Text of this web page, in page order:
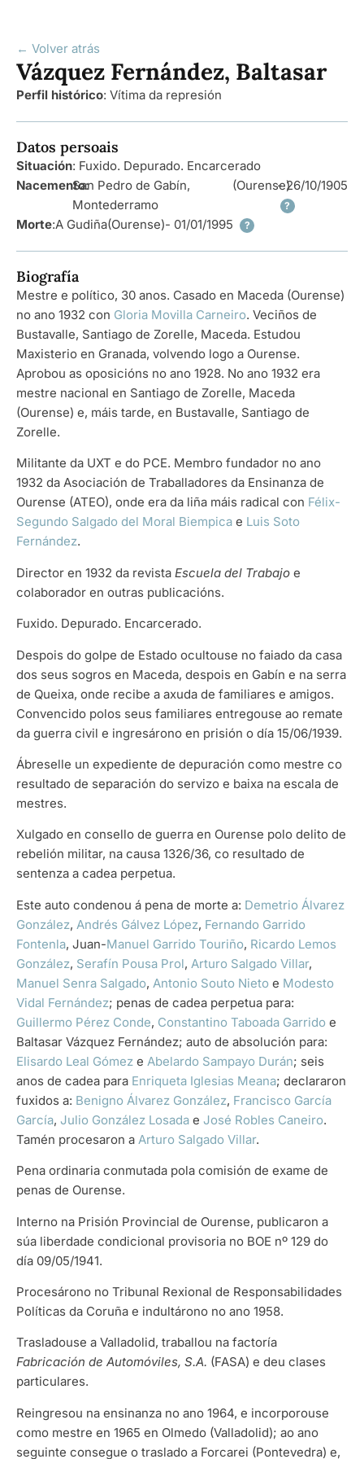
← Volver atrás
Vázquez Fernández, Baltasar
Perfil histórico: Vítima da represión
Datos persoais
Situación: Fuxido. Depurado. Encarcerado
Nacemento:
San Pedro de Gabín,
Montederramo
(Ourense)- 26/10/1905
?
Morte:A Gudiña(Ourense)- 01/01/1995 ?
Biografía
Mestre e político, 30 anos. Casado en Maceda (Ourense)
no ano 1932 con Gloria Movilla Carneiro. Veciños de
Bustavalle, Santiago de Zorelle, Maceda. Estudou
Maxisterio en Granada, volvendo logo a Ourense.
Aprobou as oposicións no ano 1928. No ano 1932 era
mestre nacional en Santiago de Zorelle, Maceda
(Ourense) e, máis tarde, en Bustavalle, Santiago de
Zorelle.
Militante da UXT e do PCE. Membro fundador no ano
1932 da Asociación de Traballadores da Ensinanza de
Ourense (ATEO), onde era da liña máis radical con Félix-
Segundo Salgado del Moral Biempica e Luis Soto
Fernández.
Director en 1932 da revista Escuela del Trabajo e
colaborador en outras publicacións.
Fuxido. Depurado. Encarcerado.
Despois do golpe de Estado ocultouse no faiado da casa
dos seus sogros en Maceda, despois en Gabín e na serra
de Queixa, onde recibe a axuda de familiares e amigos.
Convencido polos seus familiares entregouse ao remate
da guerra civil e ingresárono en prisión o día 15/06/1939.
Ábreselle un expediente de depuración como mestre co
resultado de separación do servizo e baixa na escala de
mestres.
Xulgado en consello de guerra en Ourense polo delito de
rebelión militar, na causa 1326/36, co resultado de
sentenza a cadea perpetua.
Este auto condenou á pena de morte a: Demetrio Álvarez
González, Andrés Gálvez López, Fernando Garrido
Fontenla, Juan-Manuel Garrido Touriño, Ricardo Lemos
González, Serafín Pousa Prol, Arturo Salgado Villar,
Manuel Senra Salgado, Antonio Souto Nieto e Modesto
Vidal Fernández; penas de cadea perpetua para:
Guillermo Pérez Conde, Constantino Taboada Garrido e
Baltasar Vázquez Fernández; auto de absolución para:
Elisardo Leal Gómez e Abelardo Sampayo Durán; seis
anos de cadea para Enriqueta Iglesias Meana; declararon
fuxidos a: Benigno Álvarez González, Francisco García
García, Julio González Losada e José Robles Caneiro.
Tamén procesaron a Arturo Salgado Villar.
Pena ordinaria conmutada pola comisión de exame de
penas de Ourense.
Interno na Prisión Provincial de Ourense, publicaron a
súa liberdade condicional provisoria no BOE nº 129 do
día 09/05/1941.
Procesárono no Tribunal Rexional de Responsabilidades
Políticas da Coruña e indultárono no ano 1958.
Trasladouse a Valladolid, traballou na factoría
Fabricación de Automóviles, S.A. (FASA) e deu clases
particulares.
Reingresou na ensinanza no ano 1964, e incorporouse
como mestre en 1965 en Olmedo (Valladolid); ao ano
seguinte consegue o traslado a Forcarei (Pontevedra) e,